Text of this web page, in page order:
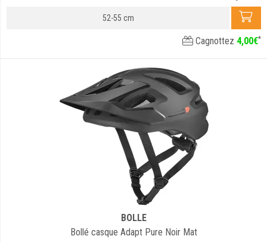
52-55 cm
Cagnottez 4,00€*
BOLLE
Bollé casque Adapt Pure Noir Mat